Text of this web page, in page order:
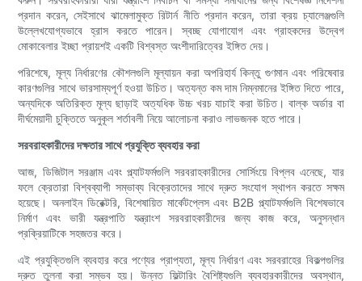
প্রদান করেন, সেইসাথে ঝামেলামুক্ত রিটার্ন নীতি প্রদান করেন, তারা ক্রয় চ্যালেঞ্জগুলি
উল্লেখযোগ্যভাবে হ্রাস করতে পারেন। স্বচ্ছ যোগাযোগ এবং গ্রাহকদের উদ্বেগ
মোকাবেলার ইচ্ছা প্রায়শই একটি বিশ্বস্ত অংশীদারিত্বের ইঙ্গিত দেয়।
পরিশেষে, মূল্য নির্ধারণের কৌশলগুলি মূল্যায়ন করা অপরিহার্য কিন্তু গুণমান এবং পরিষেবার
কারণগুলির সাথে ভারসাম্যপূর্ণ হওয়া উচিত। অত্যন্ত কম দাম নিম্নমানের ইঙ্গিত দিতে পারে,
অন্যদিকে অতিরিক্ত মূল্য ছাড়াই অত্যধিক উচ্চ খরচ যাচাই করা উচিত। বাল্ক অর্ডার বা
দীর্ঘমেয়াদী চুক্তিতে অনুকূল শর্তাবলী নিয়ে আলোচনা করাও লাভজনক হতে পারে।
সরবরাহকারীদের দক্ষতার সাথে প্রযুক্তি ব্যবহার করা
আজ, ডিজিটাল সরঞ্জাম এবং প্ল্যাটফর্মগুলি সরবরাহকারীদের সোর্সিংয়ে বিপ্লব এনেছে, যার
ফলে ক্রেতারা বিশ্বব্যাপী সম্ভাব্য বিক্রেতাদের সাথে দ্রুত সংযোগ স্থাপন করতে সক্ষম
হয়েছে। অনলাইন ডিরেক্টরি, বিশেষায়িত মার্কেটপ্লেস এবং B2B প্ল্যাটফর্মগুলি বিশেষভাবে
নির্মাণ এবং ভারী যন্ত্রপাতি যন্ত্রাংশ সরবরাহকারীদের জন্য কাজ করে, অনুসন্ধান
প্রক্রিয়াটিকে সহজতর করে।
এই প্রযুক্তিগুলি ব্যবহার করে পণ্যের প্রাপ্যতা, মূল্য নির্ধারণ এবং সরবরাহের বিকল্পগুলির
দ্রুত তুলনা করা সম্ভব হয়। উন্নত ফিল্টারিং বৈশিষ্ট্যগুলি ব্যবহারকারীদের অবস্থান,